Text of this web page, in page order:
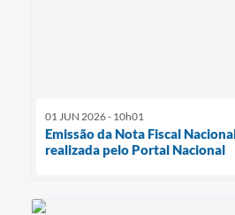
01 JUN 2026 - 10h01
Emissão da Nota Fiscal
realizada pelo Portal Nacional